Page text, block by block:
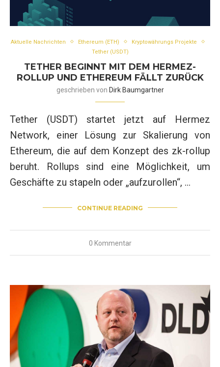
Aktuelle Nachrichten Ethereum (ETH)
Kryptowährungs Projekte
Tether (USDT)
TETHER BEGINNT MIT DEM HERMEZ-
ROLLUP UND ETHEREUM FÄLLT ZURÜCK
geschrieben von Dirk Baumgartner
Tether (USDT) startet jetzt auf Hermez
Network, einer Lösung zur Skalierung von
Ethereum, die auf dem Konzept des zk-rollup
beruht. Rollups sind eine Möglichkeit, um
Geschäfte zu stapeln oder „aufzurollen“, …
CONTINUE READING
0 Kommentar